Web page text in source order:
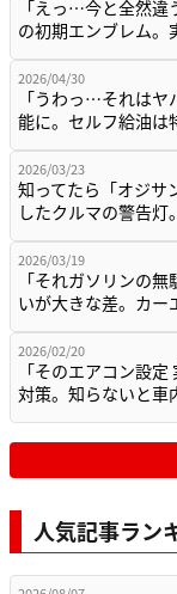
「えっ…今と全然違
の初期エンブレム
2026/04/30
「うわっ…それは
能に。セルフ給油
2026/03/23
知ってたら「オジサ
したクルマの警告
2026/03/19
「それガソリンの
いが大きな差。カ
2026/02/20
「そのエアコン設
対策。知らないと
人気記事ラン